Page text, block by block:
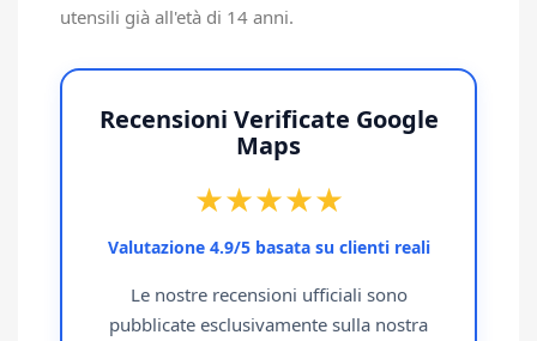
utensili già all'età di 14 anni.
Recensioni Verificate Google
Maps
★★★★★
Valutazione 4.9/5 basata su clienti reali
Le nostre recensioni ufficiali sono
pubblicate esclusivamente sulla nostra